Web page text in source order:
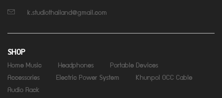
k.studiothailand@gmail.com
SHOP
Home Music Headphones
Portable Devices
Accessories
Electric Power System
Khunpol OCC Cable
Audio Rack